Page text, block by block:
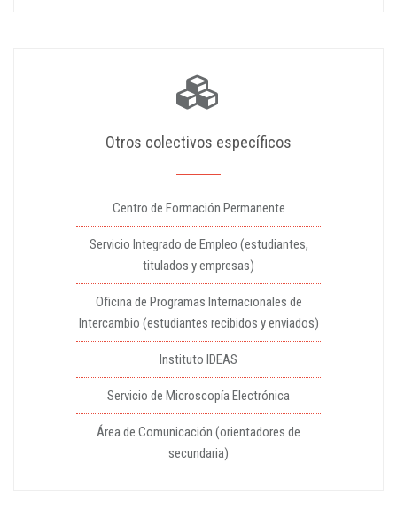
Otros colectivos específicos
Centro de Formación Permanente
Servicio Integrado de Empleo (estudiantes,
titulados y empresas)
Oficina de Programas Internacionales de
Intercambio (estudiantes recibidos y enviados)
Instituto IDEAS
Servicio de Microscopía Electrónica
Área de Comunicación (orientadores de
secundaria)